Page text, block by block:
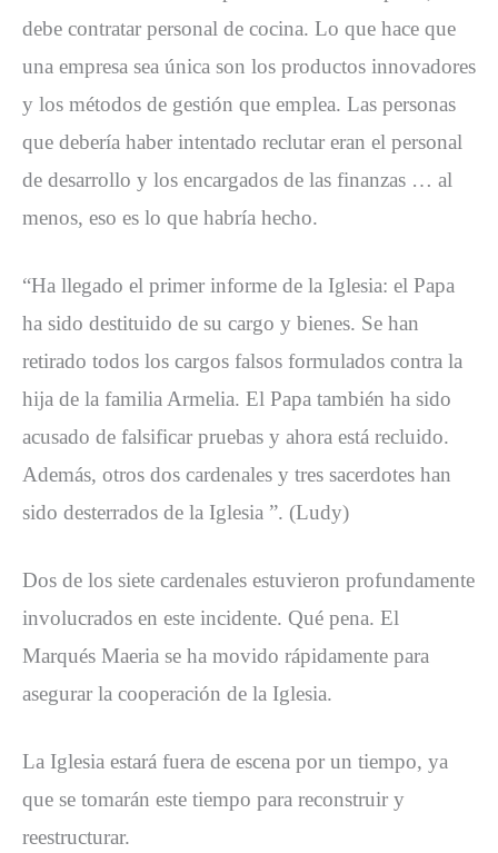
debe contratar personal de cocina. Lo que hace que
una empresa sea única son los productos innovadores
y los métodos de gestión que emplea. Las personas
que debería haber intentado reclutar eran el personal
de desarrollo y los encargados de las finanzas … al
menos, eso es lo que habría hecho.
“Ha llegado el primer informe de la Iglesia: el Papa
ha sido destituido de su cargo y bienes. Se han
retirado todos los cargos falsos formulados contra la
hija de la familia Armelia. El Papa también ha sido
acusado de falsificar pruebas y ahora está recluido.
Además, otros dos cardenales y tres sacerdotes han
sido desterrados de la Iglesia ”. (Ludy)
Dos de los siete cardenales estuvieron profundamente
involucrados en este incidente. Qué pena. El
Marqués Maeria se ha movido rápidamente para
asegurar la cooperación de la Iglesia.
La Iglesia estará fuera de escena por un tiempo, ya
que se tomarán este tiempo para reconstruir y
reestructurar.